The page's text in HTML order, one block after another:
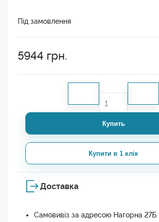
Під замовлення
5944 грн.
Купить
Купити в 1 клік
Доставка
Самовивіз за адресою Нагорна 27Б